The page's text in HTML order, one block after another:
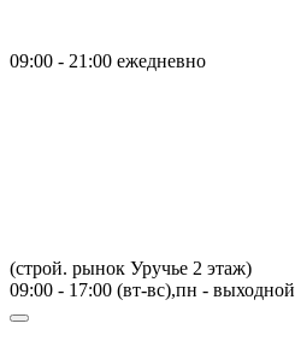
09:00 - 21:00 ежедневно
(строй. рынок Уручье 2 этаж)
09:00 - 17:00 (вт-вс),пн - выходной